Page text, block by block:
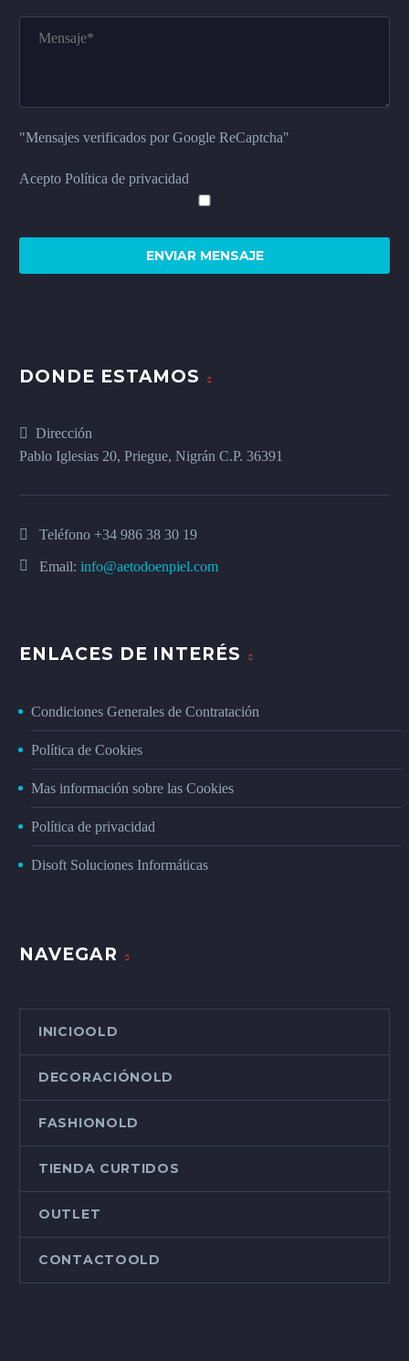
"Mensajes verificados por Google ReCaptcha"
Acepto Política de privacidad
DONDE ESTAMOS
Dirección
Pablo Iglesias 20, Priegue, Nigrán C.P. 36391
Teléfono +34 986 38 30 19
Email: info@aetodoenpiel.com
ENLACES DE INTERÉS
Condiciones Generales de Contratación
Política de Cookies
Mas información sobre las Cookies
Política de privacidad
Disoft Soluciones Informáticas
NAVEGAR
INICIOOLD
DECORACIÓNOLD
FASHIONOLD
TIENDA CURTIDOS
OUTLET
CONTACTOOLD